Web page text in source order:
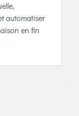
automatiser
en fin